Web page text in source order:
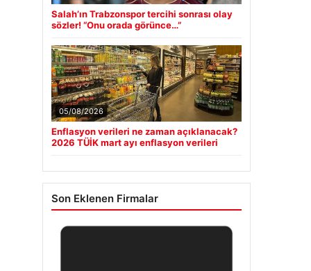
Salah’ın Trabzonspor tercihi sonrası olay
sözler! “Onu orada görünce…”
05/08/2026
Enflasyon verileri ne zaman açıklanacak?
2026 TÜİK mart ayı enflasyon verileri
Son Eklenen Firmalar